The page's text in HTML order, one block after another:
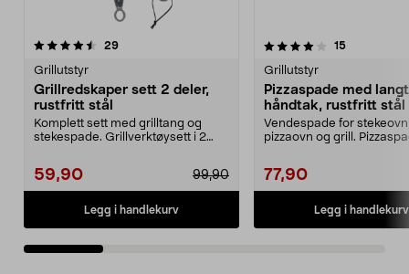
29anmeldelser
Grillutstyr
Grillredskaper sett 2 deler,
rustfritt stål
Komplett sett med grilltang og
stekespade. Grillverktøysett i 2
59,90 99,90
Legg i handlekurv
4.0 av 5 stjerner 15anmeldelser
Grillutstyr
Pizzaspade med langt
håndtak, rustfritt stål
Vendespade for
pizzaovn og grill.
77,90
Legg i handlekurv
4.5 av 5 stjerner